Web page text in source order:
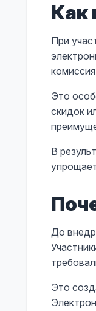
Как
При
Это
скидок
В
До
Это